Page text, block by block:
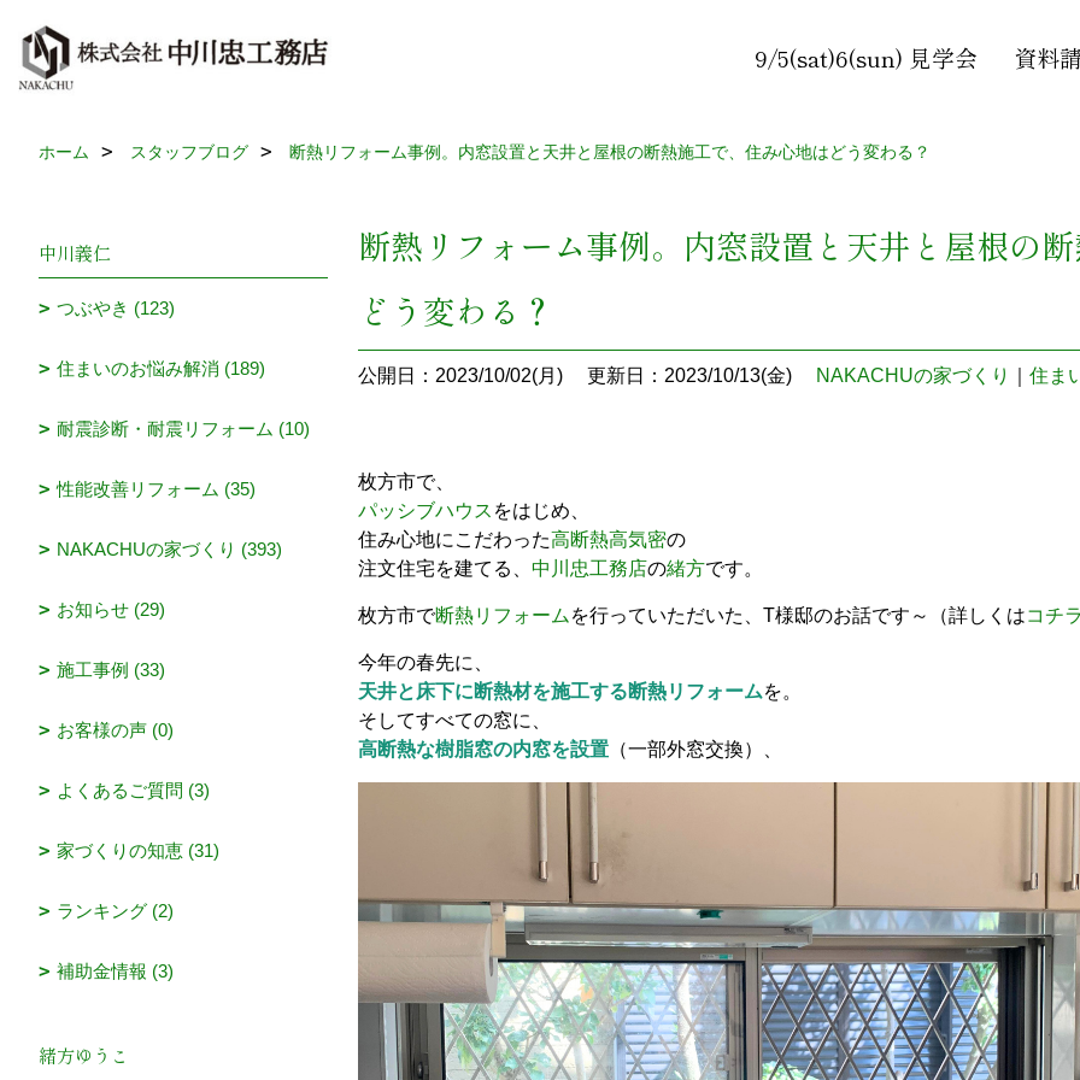
9/5(sat)6(sun) 見学会 資料
ホーム スタッフブログ 断熱リフォーム事例。内窓設置と天井と屋根の断熱施工で、住み心地はどう変わる？
断熱リフォーム事例。内窓設置と天井と屋根の
どう変わる？
公開日：2023/10/02(月) 更新日：2023/10/13(金) NAKACHUの家づくり 住ま
枚方市で、
パッシブハウス をはじめ、
住み心地にこだわった高断熱高気密の
注文住宅を建てる、 中川忠工務店の緒方です。
枚方市で断熱リフォーム を行っていただいた、T様邸のお話です～（詳しくはコチ
今年の春先に、
天井と床下に断熱材を施工する断熱リフォームを。
そしてすべての窓に、
高断熱な樹脂窓の内窓を設置 （一部外窓交換）、
中川義仁
つぶやき (123)
住まいのお悩み解消 (189)
耐震診断・耐震リフォーム (10)
性能改善リフォーム (35)
NAKACHUの家づくり (393)
お知らせ (29)
施工事例 (33)
お客様の声 (0)
よくあるご質問 (3)
家づくりの知恵 (31)
ランキング (2)
補助金情報 (3)
緒方ゆうこ